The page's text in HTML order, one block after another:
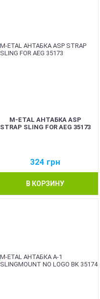
M-ETAL АНТАБКА ASP
STRAP SLING FOR AEG 35173
324 грн
В КОРЗИНУ